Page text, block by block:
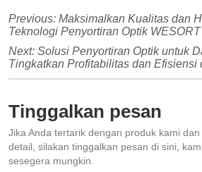
Previous:Maksimalkan Kualitas dan
Teknologi Penyortiran Optik WESORT
Next:Solusi Penyortiran Optik untuk
Tingkatkan Profitabilitas dan Efisiensi
Tinggalkan pesan
Jika Anda tertarik dengan produk kami
detail, silakan tinggalkan pesan di sini,
sesegera mungkin.